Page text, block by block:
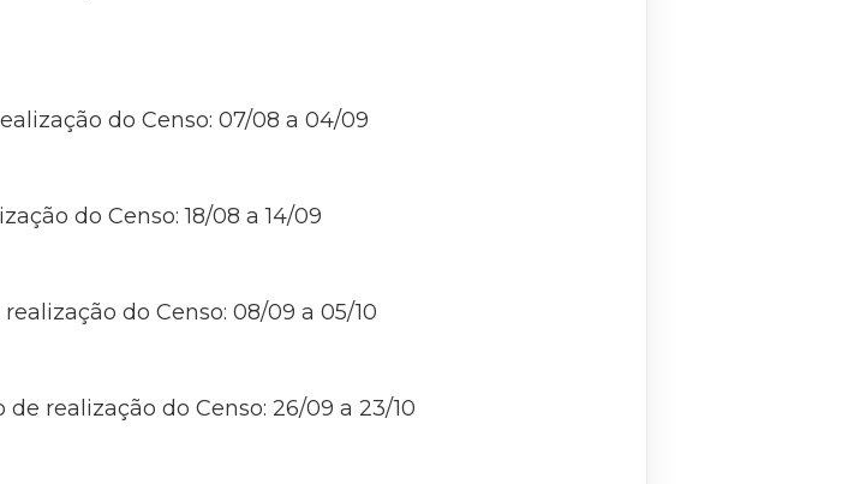
do Censo: 07/08 a 04/09
do Censo: 18/08 a 14/09
do Censo: 08/09 a 05/10
realização do Censo: 26/09 a 23/10